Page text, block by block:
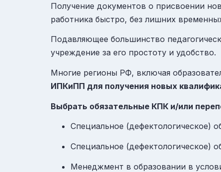
Получение документов о присвоении
работника быстро, без лишних
Подавляющее большинство
учреждение за его простоту и удобство.
Многие регионы РФ, включая
ИПКиПП для получения новых
Выбрать обязательные КПК и/или
Специальное (дефектологическое)
Специальное (дефектологическое)
Менеджмент в образовании в